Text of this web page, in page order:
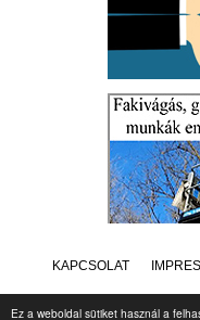
Ez a weboldal sütiket használ a
KAPCSOLAT